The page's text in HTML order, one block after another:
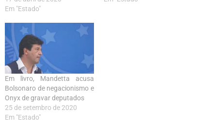
Em "Estado"
Em livro, Mandetta acusa
Bolsonaro de negacionismo e
Onyx de gravar deputados
25 de setembro de 2020
Em "Estado"